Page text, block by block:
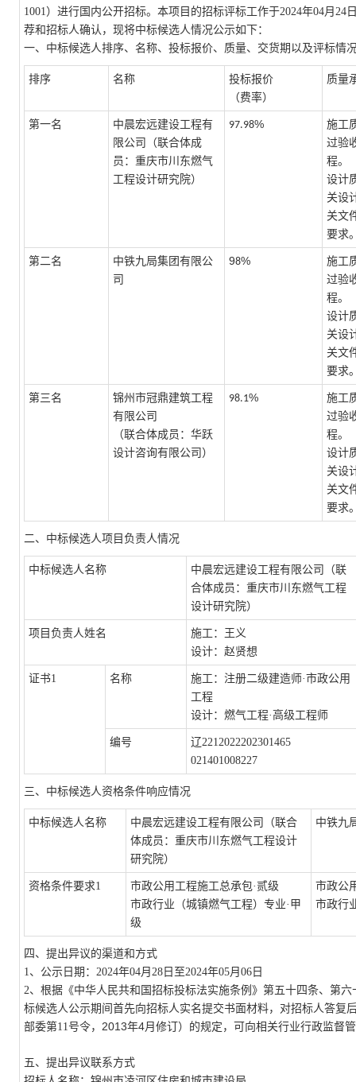
1001）进行国内公开招标。本项目的招标评标工作于2024年04月 24
荐和招标人确认，现将中标候选人情况公示如下：
一、中标候选人排序、名称、投标报价、质量、交货期以及评标情
排序 名称
投标报价
（费率）
质量
第一名
中晨宏远建设工程有
限公司（联合体成
员：重庆市川东燃气
工程设计研究院）
97.98%
施工
过验
程。
设计
关设
关文
要求
第二名
中铁九局集团有限公
司
98%
施工
过验
程。
设计
关设
关文
要求
第三名
锦州市冠鼎建筑工程
有限公司
（联合体成员：华跃
设计咨询有限公司）
98.1%
施工
过验
程。
设计
关设
关文
要求
二、中标候选人项目负责人情况
中标候选人名称
中晨宏远建设工程有限公司（联
合体成员：重庆市川东燃气工程
设计研究院）
项目负责人姓名
施工：王义
设计：赵贤想
证书1 名称 施工：注册二级建造师·市政公用
工程
设计：燃气工程·高级工程师
编号 辽2212022202301465
021401008227
三、中标候选人资格条件响应情况
中标候选人名称
中晨宏远建设工程有限公司（联合
体成员：重庆市川东燃气工程设计
研究院）
中铁九
资格条件要求1 市政公用工程施工总承包·贰级
市政行业（城镇燃气工程）专业·甲
级
市政公
市政行
四、提出异议的渠道和方式
1、公示日期：2024年04月 28 日至2024年05月 06 日
2、根据《中华人民共和国招标投标法实施条例》第五十四条、第
标候选人公示期间首先向招标人实名提交书面材料，对招标人答
部委第11号令， 2013年4月修订）的规定，可向相关行业行政监督
五、提出异议联系方式